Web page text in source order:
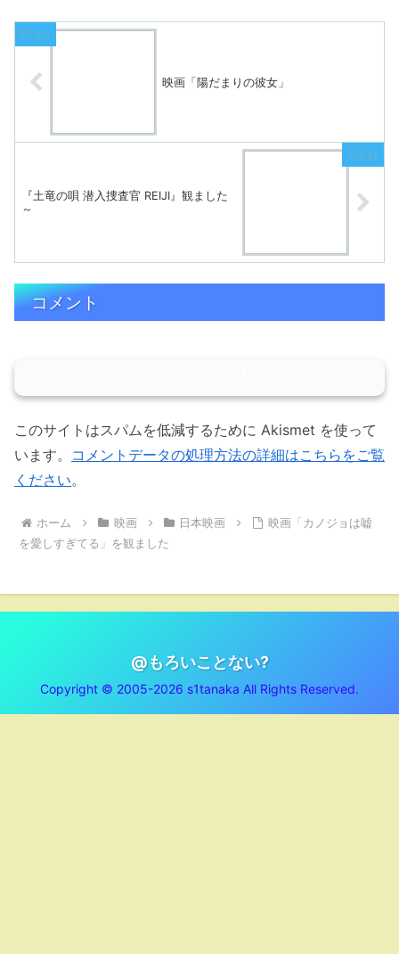
映画「陽だまりの彼女」
『土竜の唄 潜入捜査官 REIJI』観ました
～
コメント
このサイトはスパムを低減するために Akismet を使って
います。 コメントデータの処理方法の詳細はこちらをご覧
ください。
ホーム 映画 日本映画
映画「カノジョは嘘
を愛しすぎてる」を観ました
@もろいことない?
Copyright © 2005-2026 s1tanaka All Rights Reserved.